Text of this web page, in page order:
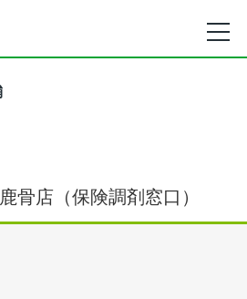
骨店（保険調剤窓口）